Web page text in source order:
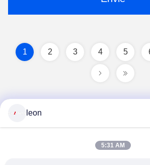
1 2 3 4 5
leon
5:31 AM